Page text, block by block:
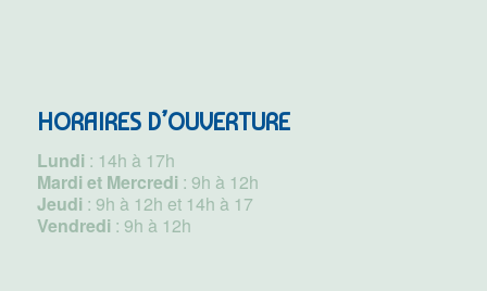
HORAIRES D’OUVERTURE
Lundi : 14h à 17h
Mardi et Mercredi : 9h à 12h
Jeudi : 9h à 12h et 14h à 17
Vendredi : 9h à 12h